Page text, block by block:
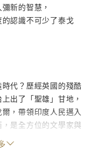
新的智慧，
認識不可少了泰戈
代？歷經英國的殘酷
出了「聖雄」甘地，
，帶領印度人民邁入
是全方位的文學家與
而小說、戲劇、歌曲
孟加拉的國歌歌詞，